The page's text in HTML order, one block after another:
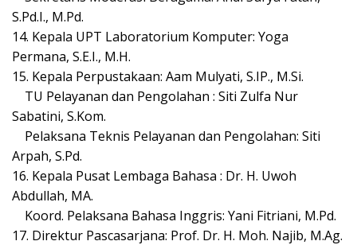
S.Pd.I., M.Pd.
14. Kepala UPT Laboratorium Komputer: Yoga
Permana, S.E.I., M.H.
15. Kepala Perpustakaan: Aam Mulyati, S.IP., M.Si.
TU Pelayanan dan Pengolahan : Siti Zulfa Nur
Sabatini, S.Kom.
Pelaksana Teknis Pelayanan dan Pengolahan: Siti
Arpah, S.Pd.
16. Kepala Pusat Lembaga Bahasa : Dr. H. Uwoh
Abdullah, MA.
Koord. Pelaksana Bahasa Inggris: Yani Fitriani, M.Pd.
17. Direktur Pascasarjana: Prof. Dr. H. Moh. Najib, M.Ag.